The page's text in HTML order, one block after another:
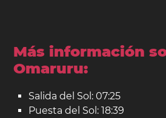
Más información
Omaruru:
Salida del Sol: 07:25
Puesta del Sol: 18:39